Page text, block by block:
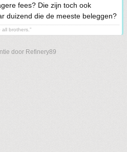
fees? Die zijn toch ook
duizend die de meeste beleggen?
all brothers.”
door Refinery89